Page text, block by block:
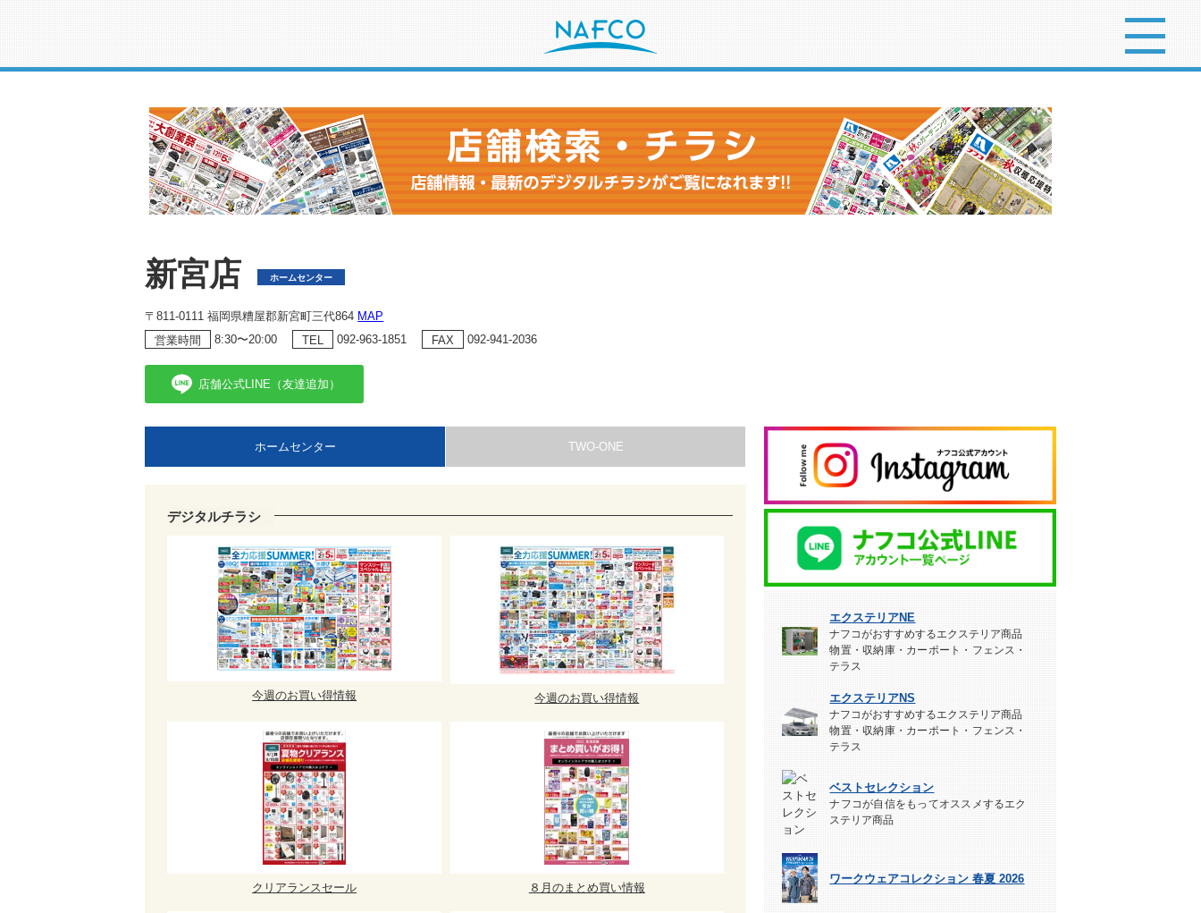
新宮店 ホームセンター
〒811-0111 福岡県糟屋郡新宮町三代864 MAP
営業時間
8:30〜20:00 TEL 092-963-1851 FAX 092-941-2036
店舗公式LINE（友達追加）
ホームセンター TWO-ONE
デジタルチラシ
今週のお買い得情報 今週のお買い得情報
クリアランスセール ８月のまとめ買い情報
エクステリアNE
ナフコがおすすめするエクステリア商品
物置・収納庫・カーポート・フェンス・
テラス
エクステリアNS
ナフコがおすすめするエクステリア商品
物置・収納庫・カーポート・フェンス・
テラス
ベストセレクション
ナフコが自信をもってオススメするエク
ステリア商品
ワークウェアコレクション 春夏 2026